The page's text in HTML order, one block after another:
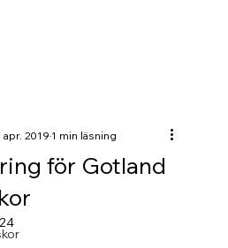
för Gotland
apr. 20191 min läsning